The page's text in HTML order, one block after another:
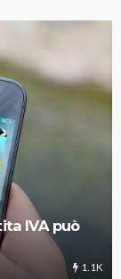
IVA può
1.1K